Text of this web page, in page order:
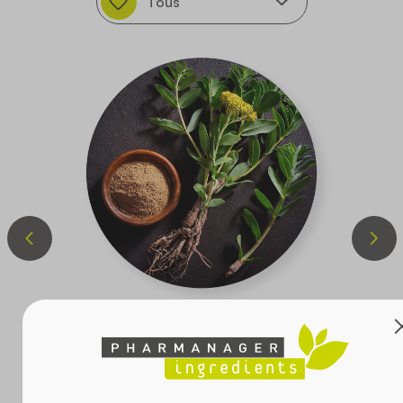
Monographie Allemande :
l’organisme en période de fatigue et d’asthénie ou de
diminution de la capacité de travail et de
concentration
DOSSIER D’ARRÊTÉ PLANTE
RHODIOZEN – RHODIOLA
RACINE >3% ROSAVINES –